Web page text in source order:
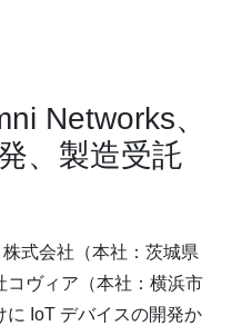
Networks、
、製造受託
式会社（本社：茨城県
コヴィア（本社：横浜市
IoT デバイスの開発か